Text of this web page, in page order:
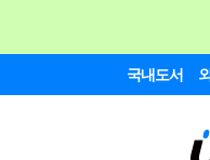
국내도서